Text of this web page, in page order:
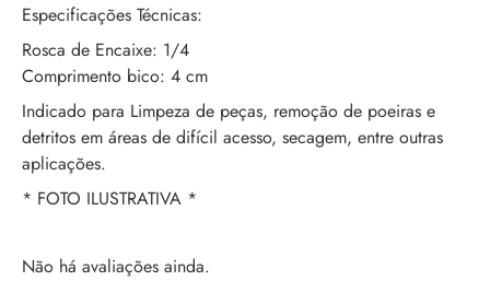
Especificações Técnicas:
Rosca de Encaixe: 1/4
Comprimento bico: 4 cm
Indicado para Limpeza de peças, remoção de poeiras e
detritos em áreas de difícil acesso, secagem, entre outras
aplicações.
* FOTO ILUSTRATIVA *
Não há avaliações ainda.